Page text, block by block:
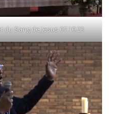
Sang de Jesus 07.10.23